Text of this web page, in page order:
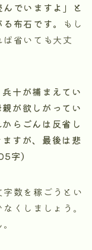
んでいますよ」と
布石です。
もし
省いても大丈
十が捕まえてい
が欲しがってい
らごんは反省し
すが、最後は悲
字）
数を稼ごうとい
くしましょう。